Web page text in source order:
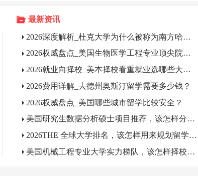
最新资讯
2026深度解析_杜克大学为什么被称为南方哈佛？
2026权威盘点_美国生物医学工程专业顶尖院校有哪些？
2026就业向择校_美本择校看重就业选哪些大学？
2026费用详解_去德州奥斯汀留学需要多少钱？
2026权威盘点_美国哪些城市留学比较安全？
美国研究生数据分析硕士项目推荐，该怎样分层选校?
2026THE 全球大学排名，该怎样用来规划留学择校?
美国机械工程专业大学实力梯队，该怎样择校申请?